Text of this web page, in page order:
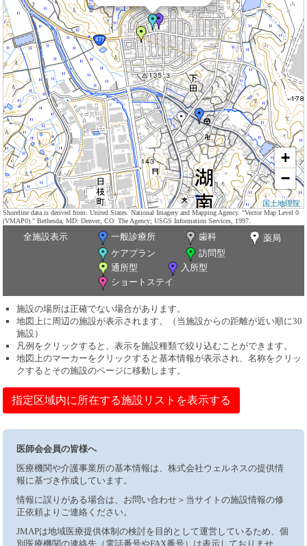
+
−
国土地理院
Shoreline data is derived from: United States. National Imagery and Mapping Agency. "Vector Map Level 0
(VMAP0)." Bethesda, MD: Denver, CO: The Agency; USGS Information Services, 1997.
全施設表示 一般診療所 歯科
薬局
ケアプラン
訪問型
通所型
入所型
ショートステイ
施設の場所は正確でない場合があります。
地図上に周辺の施設が表示されます。（当施設からの距離が近い順に30
施設）
凡例をクリックすると、表示を施設種類で絞り込むことができます。
地図上のマーカーをクリックすると基本情報が表示され、名称をクリッ
クするとその施設のページに移動します。
指定区域内に所在する施設リストを表示する
医師会会員の皆様へ
医療機関や介護事業所の基本情報は、株式会社ウェルネスの提供情
報に基づき作成しています。
情報に誤りがある場合は、お問い合わせ＞当サイトの施設情報の修
正依頼よりご連絡ください。
JMAPは地域医療提供体制の検討を目的として運営しているため、個
別医療機関の連絡先（電話番号やFAX番号）は表示しておりませ